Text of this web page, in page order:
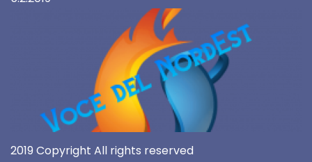
2019 Copyright All rights reserved